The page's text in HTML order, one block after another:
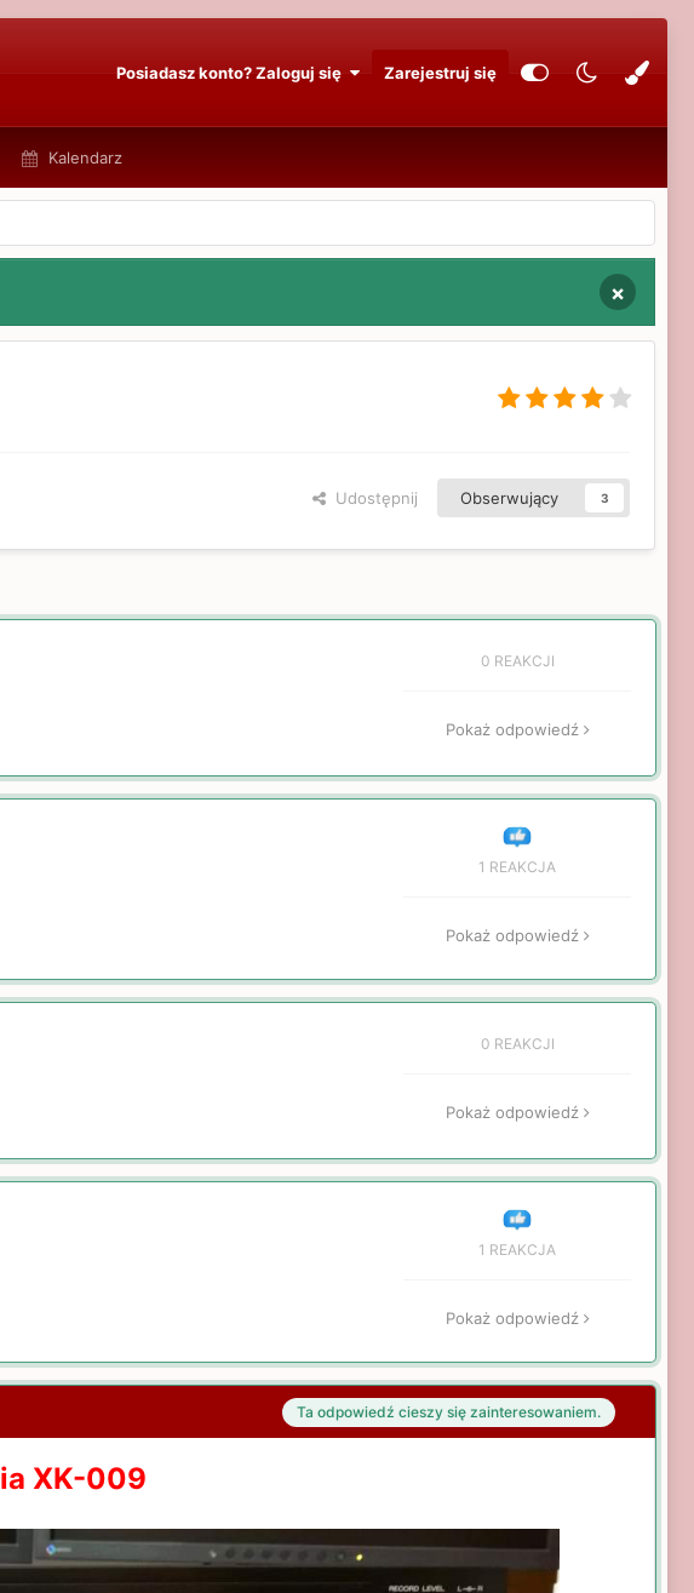
Posiadasz konto? Zaloguj się Zarejestruj się
Kalendarz
×
Udostępnij Obserwujący 3
0 REAKCJI
Pokaż odpowiedź
1 REAKCJA
Pokaż odpowiedź
0 REAKCJI
Pokaż odpowiedź
1 REAKCJA
Pokaż odpowiedź
Ta odpowiedź cieszy się zainteresowaniem.
XK-009